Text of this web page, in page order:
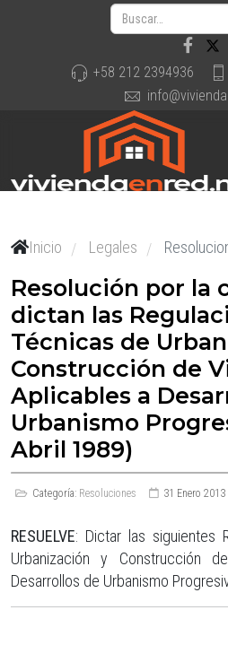
+58 212 2394936
Inicio / Legales /
Resolución por la
dictan las
Técnicas de
Construcción de
Aplicables a
Urbanismo
Abril 1989)
Categoría: Resoluciones 31 Enero 2013
RESUELVE: Dictar las siguientes
Urbanización y Construcción
Desarrollos de Urbanismo